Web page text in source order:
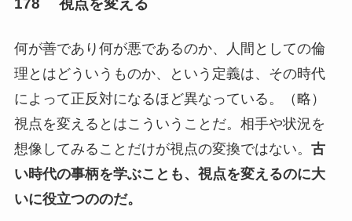
何が善であり何が悪であるのか、人間としての倫
理とはどういうものか、という定義は、その時代
によって正反対になるほど異なっている。（略）
視点を変えるとはこういうことだ。相手や状況を
想像してみることだけが視点の変換ではない。 古
い時代の事柄を学ぶことも、視点を変えるのに大
いに役立つののだ。